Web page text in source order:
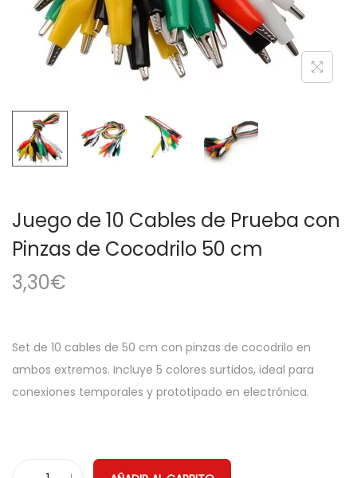
a
c
i
ó
i
d
o
Juego de 10 Cables de Prueba con
Pinzas de Cocodrilo 50 cm
3,30€
Set de 10 cables de 50 cm con pinzas de cocodrilo en
ambos extremos. Incluye 5 colores surtidos, ideal para
conexiones temporales y prototipado en electrónica.